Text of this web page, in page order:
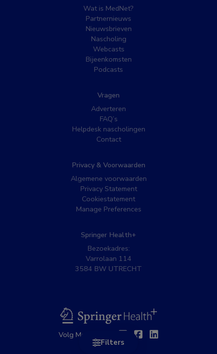
Filters
Wat is MedNet?
Partnernieuws
Nieuwsbrieven
Nascholing
Webcasts
Bijeenkomsten
Podcasts
Vragen
Adverteren
FAQ’s
Helpdesk nascholingen
Contact
Privacy & Voorwaarden
Algemene voorwaarden
Privacy Statement
Cookiestatement
Manage Preferences
Springer Health+
Bezoekadres:
Varrolaan 114
3584 BW UTRECHT
BSL
Volg MedNet op: TwitterFacebook
Linkedin